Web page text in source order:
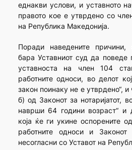
еднакви услови, и уставното
правото кое е утврдено со
на Република Македонија.
Поради наведените причини,
бара Уставниот суд да поведе
уставноста на член 104
работните односи, во делот
закон поинаку не е утврдено“,
б) од Законот за нотаријатот,
наврши 64 години возраст“ и
која ќе ги укине оспорените
работните односи и Законот
несогласни со Уставот на